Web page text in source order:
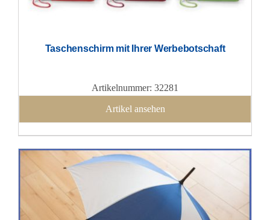
Taschenschirm mit Ihrer Werbebotschaft
Artikelnummer: 32281
Artikel ansehen